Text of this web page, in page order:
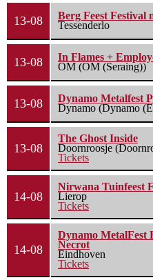
13-08
Berg Feest Festival
Tessenderlo
13-08
In Flames +
OM (OM (Seraing))
13-08
Dynamo Metalfest
Dynamo (Dynamo
13-08
The Ghost Inside
Doornroosje
Tickets
14-08
Nirwana Tuinfeest
Lierop
Tickets
14-08
Dynamo MetalFest
Necrot
Eindhoven
Tickets